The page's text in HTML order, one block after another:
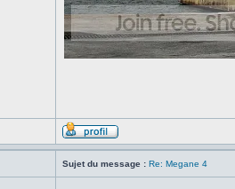
Sujet du message : Re: Megane 4